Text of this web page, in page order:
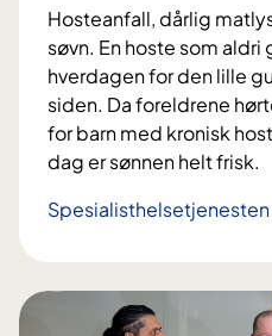
a
t
i
e
Hosteanfall, dårlig
søvn. En hoste som aldri
hverdagen for den lille
siden. Da foreldrene
for barn med kronisk
dag er sønnen helt frisk.
Spesialisthelsetjenesten–